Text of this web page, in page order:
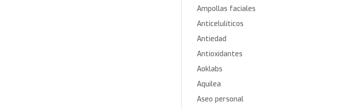
Ampollas faciales
Anticelulíticos
Antiedad
Antioxidantes
Aoklabs
Aquilea
Aseo personal